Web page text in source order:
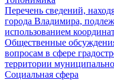
Перечень сведений,
города Владимира,
использованием
Общественные
вопросам в сфере
территории
Социальная сфера